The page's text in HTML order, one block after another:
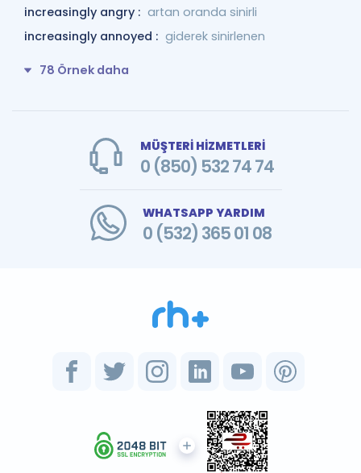
increasingly angry : artan oranda sinirli
increasingly annoyed : giderek sinirlenen
78 Örnek daha
MÜŞTERİ HİZMETLERİ
0 (850) 532 74 74
WHATSAPP YARDIM
0 (532) 365 01 08